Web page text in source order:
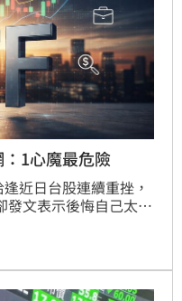
1心魔最危險
近日台股連續重挫，
發文表示後悔自己太快